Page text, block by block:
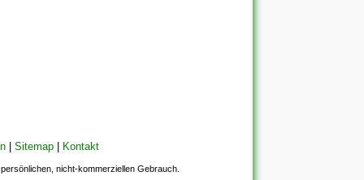
Sitemap Kontakt
nicht-kommerziellen Gebrauch.